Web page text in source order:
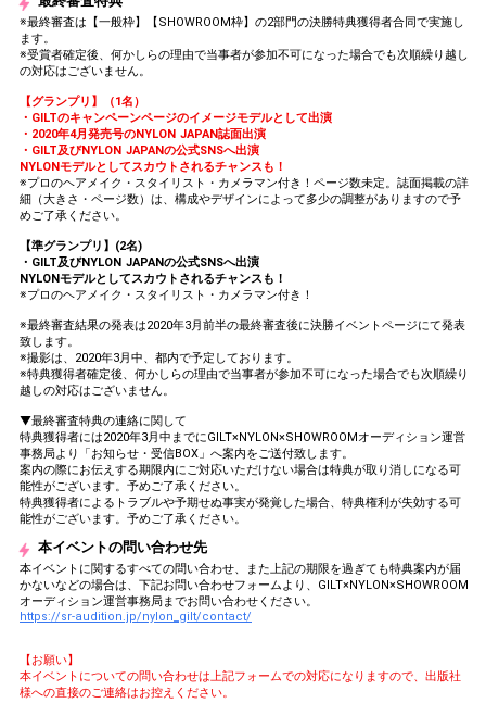
※最終審査は【一般枠】【SHOWROOM枠】の2部門の決勝特典獲得者合同で実施し
ます。
※受賞者確定後、何かしらの理由で当事者が参加不可になった場合でも次順繰り越し
の対応はございません。
【グランプリ】（1名）
・GILTのキャンペーンページのイメージモデルとして出演
・2020年4月発売号のNYLON JAPAN誌面出演
・GILT及びNYLON JAPANの公式SNSへ出演
NYLONモデルとしてスカウトされるチャンスも！
※プロのヘアメイク・スタイリスト・カメラマン付き！ページ数未定。誌面掲載の詳
細（大きさ・ページ数）は、構成やデザインによって多少の調整がありますので予
めご了承ください。
【準グランプリ】(2名)
・GILT及びNYLON JAPANの公式SNSへ出演
NYLONモデルとしてスカウトされるチャンスも！
※プロのヘアメイク・スタイリスト・カメラマン付き！
※最終審査結果の発表は2020年3月前半の最終審査後に決勝イベントページにて発表
致します。
※撮影は、2020年3月中、都内で予定しております。
※特典獲得者確定後、何かしらの理由で当事者が参加不可になった場合でも次順繰り
越しの対応はございません。
▼最終審査特典の連絡に関して
特典獲得者には2020年3月中までにGILT×NYLON×SHOWROOMオーディション運営
事務局より「お知らせ・受信BOX」へ案内をご送付致します。
案内の際にお伝えする期限内にご対応いただけない場合は特典が取り消しになる可
能性がございます。予めご了承ください。
特典獲得者によるトラブルや予期せぬ事実が発覚した場合、特典権利が失効する可
能性がございます。予めご了承ください。
本イベントの問い合わせ先
本イベントに関するすべての問い合わせ、また上記の期限を過ぎても特典案内が届
かないなどの場合は、下記お問い合わせフォームより、GILT×NYLON×SHOWROOM
オーディション運営事務局までお問い合わせください。
https://sr-audition.jp/nylon_gilt/contact/
【お願い】
本イベントについての問い合わせは上記フォームでの対応になりますので、出版社
様への直接のご連絡はお控えください。